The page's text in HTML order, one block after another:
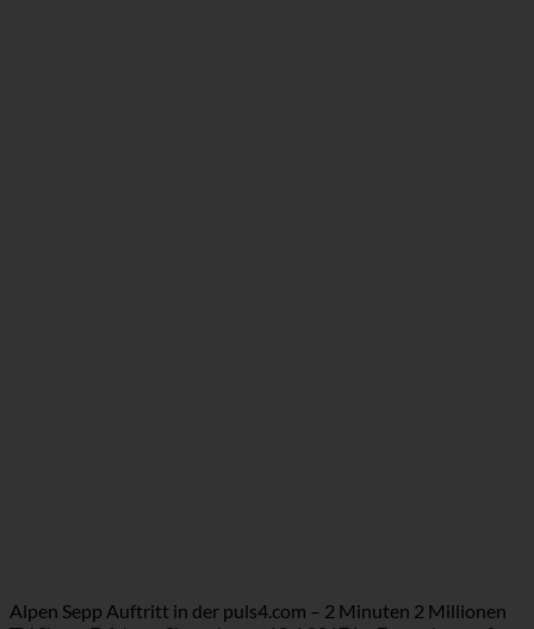
Alpen Sepp Auftritt in der puls4.com – 2 Minuten 2 Millionen